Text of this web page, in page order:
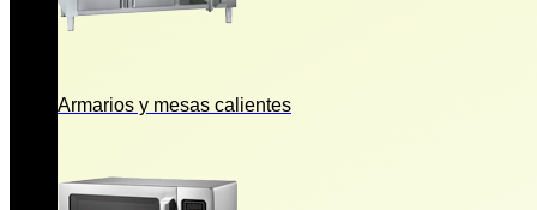
Armarios y mesas calientes